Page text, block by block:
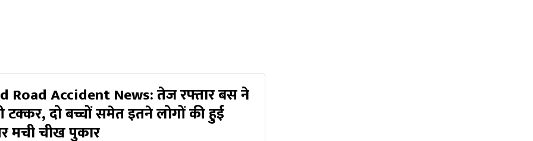
Road Accident News: तेज रफ्तार बस ने
टक्कर, दो बच्चों समेत इतने लोगों की हुई
मची चीख पुकार